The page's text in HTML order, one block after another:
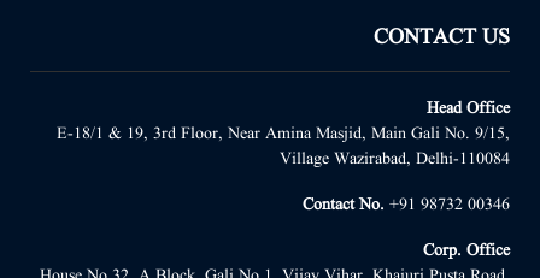
CONTACT US
Head Office
E-18/1 & 19, 3rd Floor, Near Amina Masjid, Main Gali No. 9/15,
Village Wazirabad, Delhi-110084
Contact No. +91 98732 00346
Corp. Office